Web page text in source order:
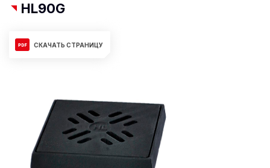
HL90G
СКАЧАТЬ СТРАНИЦУ